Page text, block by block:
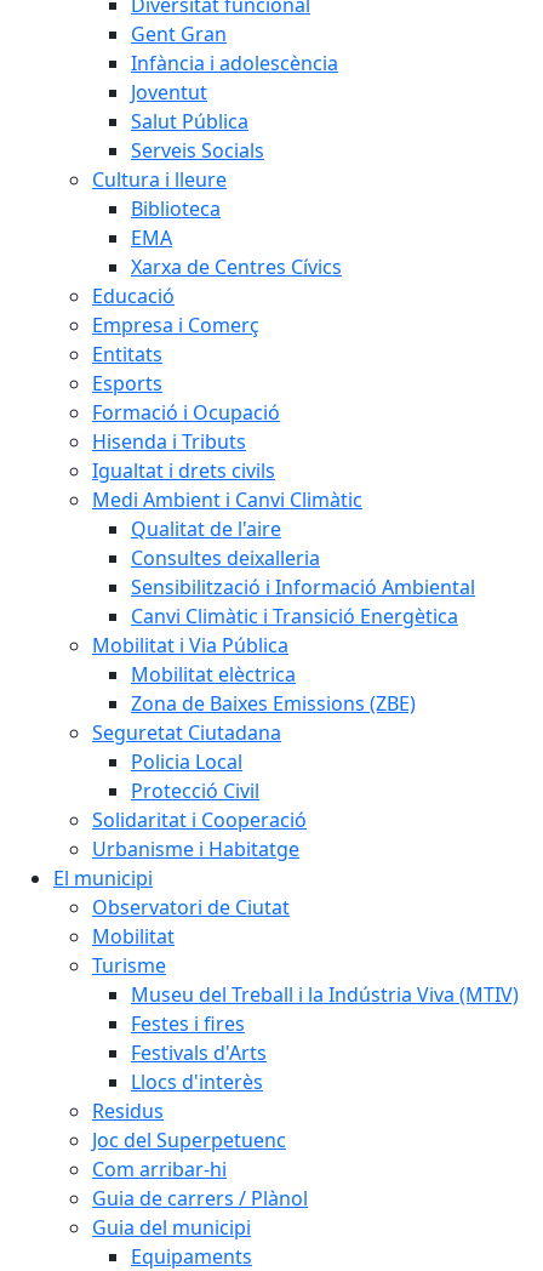
Gent Gran
Infància i adolescència
Joventut
Salut Pública
Serveis Socials
Cultura i lleure
Biblioteca
EMA
Xarxa de Centres Cívics
Educació
Empresa i Comerç
Entitats
Esports
Formació i Ocupació
Hisenda i Tributs
Igualtat i drets civils
Medi Ambient i Canvi Climàtic
Qualitat de l'aire
Consultes deixalleria
Sensibilització i Informació Ambiental
Canvi Climàtic i Transició Energètica
Mobilitat i Via Pública
Mobilitat elèctrica
Zona de Baixes Emissions (ZBE)
Seguretat Ciutadana
Policia Local
Protecció Civil
Solidaritat i Cooperació
Urbanisme i Habitatge
El municipi
Observatori de Ciutat
Mobilitat
Turisme
Museu del Treball i la Indústria Viva (MTIV)
Festes i fires
Festivals d'Arts
Llocs d'interès
Residus
Joc del Superpetuenc
Com arribar-hi
Guia de carrers / Plànol
Guia del municipi
Equipaments